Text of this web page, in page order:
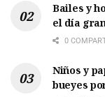
Bailes y
el día
0
Niños y
bueyes